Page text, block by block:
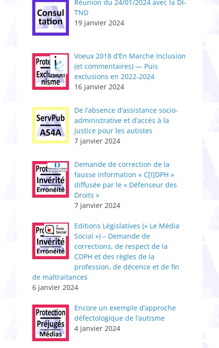
Réunion du 24/01/2024 avec la DI-
TND
19 janvier 2024
Voeux 2018 d’En Marche Inclusion
(et commentaires) — Puis
exclusions en 2022-2024
16 janvier 2024
De l’absence d’assistance socio-
administrative et d’accès à la
justice pour les autistes
7 janvier 2024
Demande de correction de la
fausse information « C[I]DPH »
diffusée par le « Défenseur des
Droits »
7 janvier 2024
Editions Législatives (« Le Média
Social ») – Demande de
corrections, de respect de la
CDPH et des règles de la
profession, de décence et de fin
de maltraitances
6 janvier 2024
Encore un exemple d’approche
défectologique de l’autisme
4 janvier 2024